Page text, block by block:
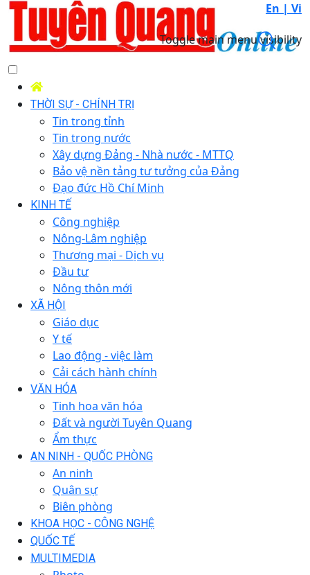
En | Vi
Toggle main menu visibility
THỜI SỰ - CHÍNH TRỊ
Tin trong tỉnh
Tin trong nước
Xây dựng Đảng - Nhà nước - MTTQ
Bảo vệ nền tảng tư tưởng của Đảng
Đạo đức Hồ Chí Minh
KINH TẾ
Công nghiệp
Nông-Lâm nghiệp
Thương mại - Dịch vụ
Đầu tư
Nông thôn mới
XÃ HỘI
Giáo dục
Y tế
Lao động - việc làm
Cải cách hành chính
VĂN HÓA
Tinh hoa văn hóa
Đất và người Tuyên Quang
Ẩm thực
AN NINH - QUỐC PHÒNG
An ninh
Quân sự
Biên phòng
KHOA HỌC - CÔNG NGHỆ
QUỐC TẾ
MULTIMEDIA